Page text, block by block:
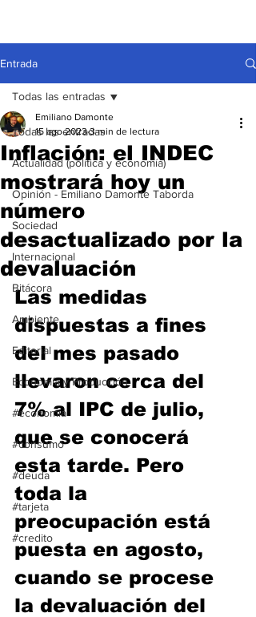
Entrada
Todas las entradas
Actualidad (política y economía)
Opinión - Emiliano Damonte Taborda
Sociedad
Internacional
Bitácora
Ambiente
Editorial
Economía y Producción
#economia
#consumo
#deuda
#tarjeta
#credito
Todas las entradas
Inflación: el INDEC
mostrará hoy un
número
desactualizado por la
devaluación
Emiliano Damonte
15 ago 2023 3 min de lectura
Las medidas
dispuestas a fines
del mes pasado
llevaron cerca del
7% al IPC de julio,
que se conocerá
esta tarde. Pero
toda la
preocupación está
puesta en agosto,
cuando se procese
la devaluación del